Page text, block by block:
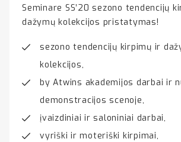
Seminare SS’20 sezono tendencijų
dažymų kolekcijos pristatymas!
sezono tendencijų kirpimų ir
kolekcijos,
by Atwins akademijos darbai ir
demonstracijos scenoje,
įvaizdiniai ir saloniniai darbai,
vyriški ir moteriški kirpimai,